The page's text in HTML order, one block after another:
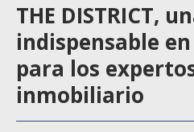
THE DISTRICT,
indispensable
para los
inmobiliario